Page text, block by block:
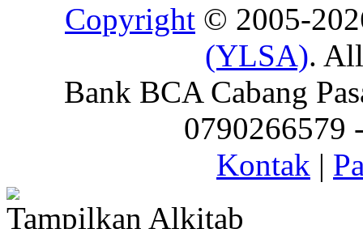
Copyright © 2005-
(YLSA).
Bank BCA Cabang
0790266579
Kontak |
Tampilkan Alkitab